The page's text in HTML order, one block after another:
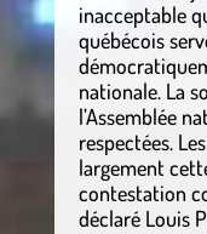
inacceptable
québécois
nationale. La
l’Assemblée
respectées.
largement
contestation
déclaré Louis